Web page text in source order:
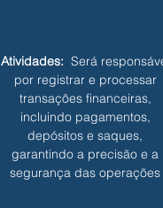
Atividades: Será
por registrar e processar
transações financeiras,
incluindo pagamentos,
depósitos e saques,
garantindo a precisão e a
segurança das operações